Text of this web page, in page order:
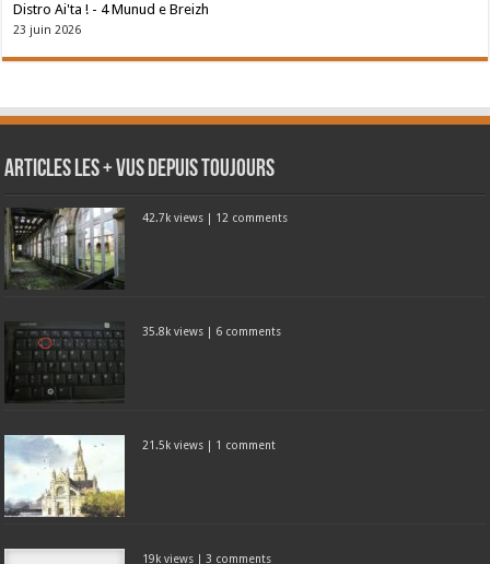
Distro Ai'ta ! - 4 Munud e Breizh
23 juin 2026
Articles les + vus depuis toujours
42.7k views 12 comments
35.8k views 6 comments
21.5k views 1 comment
19k views 3 comments